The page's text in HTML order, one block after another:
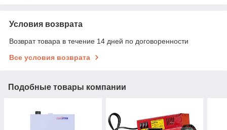
Условия возврата
Возврат товара в течение 14 дней по договоренности
Все условия возврата
Подобные товары компании